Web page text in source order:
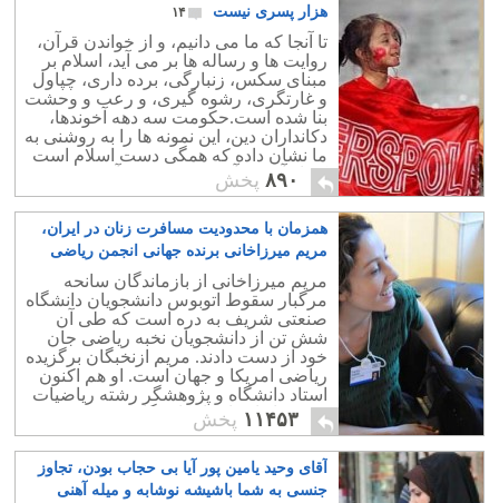
هزار پسری نیست
۱۴
تا آنجا که ما می دانیم، و از خواندن قرآن،
روایت ها و رساله ها بر می آید، اسلام بر
مبنای سکس، زنبارگی، برده داری، چپاول
و غارتگری، رشوه گیری، و رعب و وحشت
بنا شده است.حکومت سه دهه آخوندها،
دکانداران دین، این نمونه ها را به روشنی به
ما نشان داده که همگی دست اسلام است
که از آستین آخوند بیرون می آید.
۸۹۰ پخش
همزمان با محدودیت مسافرت زنان در ایران،
مریم میرزاخانی برنده جهانی انجمن ریاضی
مریم میرزاخانی از بازماندگان سانحه
مرگبار سقوط اتوبوس دانشجویان دانشگاه
صنعتی شریف به دره است که طی آن
شش تن از دانشجویان نخبه ریاضی جان
خود از دست دادند. مریم ازنخبگان برگزیده
ریاضی امریکا و جهان است. او هم اکنون
استاد دانشگاه و پژوهشگر رشته ریاضیات
و پیش از این استاد دانشگاه پرینستون بوده
است.
۱۱۴۵۳ پخش
آقای وحید یامین پور آیا بی حجاب بودن، تجاوز
جنسی به شما باشیشه نوشابه و میله آهنی